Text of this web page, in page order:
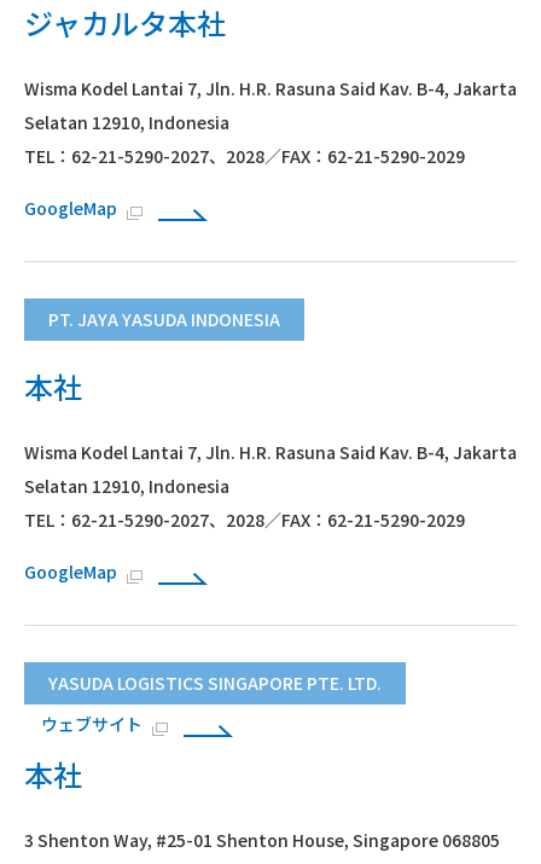
ジャカルタ本社
Wisma Kodel Lantai 7, Jln. H.R. Rasuna Said Kav. B-4, Jakarta
Selatan 12910, Indonesia
TEL：62-21-5290-2027、2028／FAX：62-21-5290-2029
GoogleMap
PT. JAYA YASUDA INDONESIA
本社
Wisma Kodel Lantai 7, Jln. H.R. Rasuna Said Kav. B-4, Jakarta
Selatan 12910, Indonesia
TEL：62-21-5290-2027、2028／FAX：62-21-5290-2029
GoogleMap
YASUDA LOGISTICS SINGAPORE PTE. LTD.
ウェブサイト
本社
3 Shenton Way, #25-01 Shenton House, Singapore 068805